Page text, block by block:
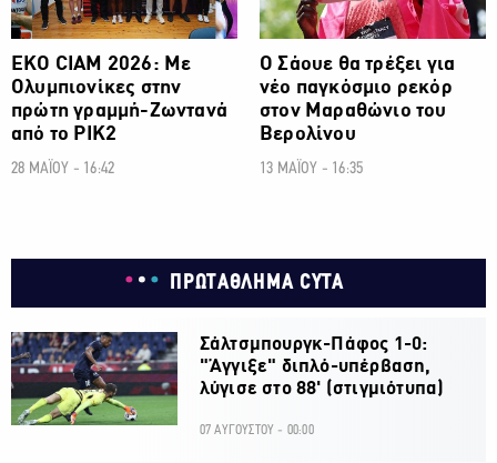
ΕΚΟ CIAM 2026: Με
Ολυμπιονίκες στην
πρώτη γραμμή-Zωντανά
από το ΡΙΚ2
28 ΜΑΪΟΥ - 16:42
Ο Σάουε θα τρέξει για
νέο παγκόσμιο ρεκόρ
στον Μαραθώνιο του
Βερολίνου
13 ΜΑΪΟΥ - 16:35
ΠΡΩΤΑΘΛΗΜΑ CYTA
Σάλτσμπουργκ-Πάφος 1-0:
"Άγγιξε" διπλό-υπέρβαση,
λύγισε στο 88' (στιγμιότυπα)
07 ΑΥΓΟΥΣΤΟΥ - 00:00